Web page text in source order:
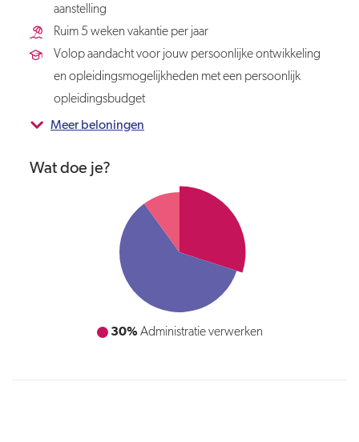
aanstelling
Ruim 5 weken vakantie per jaar
Volop aandacht voor jouw persoonlijke ontwikkeling
en opleidingsmogelijkheden met een persoonlijk
opleidingsbudget
Meer beloningen
Wat doe je?
30% Administratie verwerken
60%Huisbezoeken verrichten